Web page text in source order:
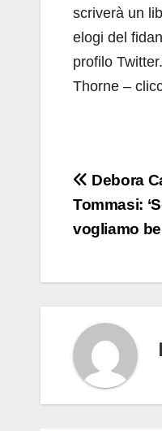
scriverà un
elogi del
profilo
Thorne –
articoli
Debora
Tommasi:
vogliamo